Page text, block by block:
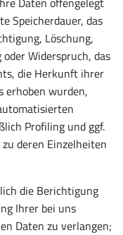
Speicherdauer, das
Löschung,
Widerspruch, das
die Herkunft ihrer
erhoben wurden,
Profiling und ggf.
deren Einzelheiten
die Berichtigung
Ihrer bei uns
Daten zu verlangen;